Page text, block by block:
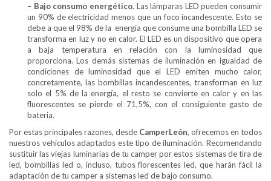
– Bajo consumo energético.Las lámparas LED pueden consumir
un 90% de electricidad menos que un foco incandescente. Esto se
debe a que el 98% de la energia que consume una bombilla LED se
transforma en luz y no en calor. El LED es un dispositivo que opera
a baja temperatura en relación con la luminosidad que
proporciona. Los demás sistemas de iluminación en igualdad de
condiciones de luminosidad que el LED emiten mucho calor,
concretamente, las bombillas incandescentes, transforman en luz
solo el 5% de la energía, el resto se convierte en calor y en las
fluorescentes se pierde el 71,5%, con el consiguiente gasto de
bateria.
Por estas principales razones, desde CamperLeón, ofrecemos en todos
nuestros vehiculos adaptados este tipo de iluminación. Recomendando
sustituir las viejas luminarias de tu camper por estos sistemas de tira de
led, bombillas led o, incluso, tubos florescentes led, que harán fácil la
adaptación de tu camper a sistemas led de bajo consumo.